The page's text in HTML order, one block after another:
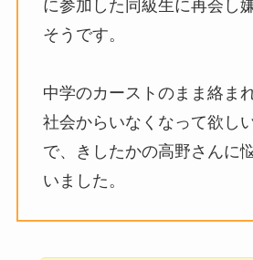
に参加した同級生に再会し
そうです。
中学のカーストのまま絡ま
社会からいなくなって欲し
で、きしたかの高野さんに
いました。